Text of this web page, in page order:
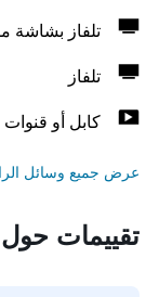
تلفاز
تلفاز
كابل أو
عرض جميع وسائل
تقييمات